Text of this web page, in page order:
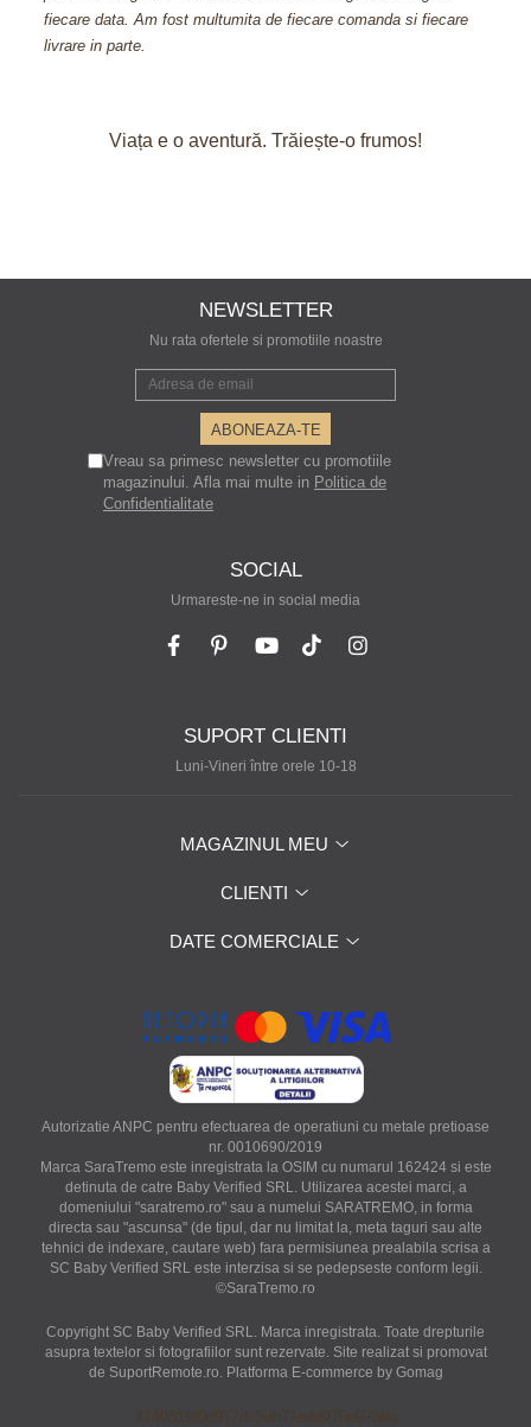
fiecare
mi-ati oferit-o cadou, inseamna foarte mult pt mine ca stiti sa
pretuiti clientii fideli!
Viața e o aventură. Trăiește-o frumos!
NEWSLETTER
Nu rata ofertele si promotiile noastre
Vreau sa primesc newsletter cu promotiile
magazinului. Afla mai multe in Politica de
Confidentialitate
SOCIAL
Urmareste-ne in social media
SUPORT CLIENTI
Luni-Vineri între orele 10-18
MAGAZINUL MEU
CLIENTI
DATE COMERCIALE
Autorizatie ANPC pentru efectuarea de operatiuni cu metale pretioase
nr. 0010690/2019
Marca SaraTremo este inregistrata la OSIM cu numarul 162424 si este
detinuta de catre Baby Verified SRL. Utilizarea acestei marci, a
domeniului "saratremo.ro" sau a numelui SARATREMO, in forma
directa sau "ascunsa" (de tipul, dar nu limitat la, meta taguri sau alte
tehnici de indexare, cautare web) fara permisiunea prealabila scrisa a
SC Baby Verified SRL este interzisa si se pedepseste conform legii.
©SaraTremo.ro
Copyright SC Baby Verified SRL. Marca inregistrata. Toate drepturile
asupra textelor si fotografiilor sunt rezervate. Site realizat si promovat
de SuportRemote.ro. Platforma E-commerce by Gomag
4749819f0d917dc5db71edd975e97bba